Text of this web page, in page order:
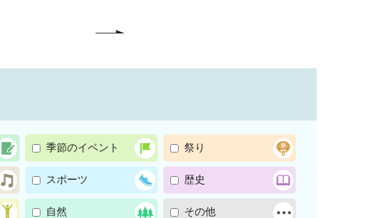
季節のイベント 祭り
スポーツ 歴史
自然 その他